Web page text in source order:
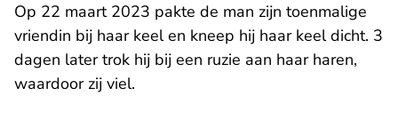
Op 22 maart 2023 pakte de man zijn toenmalige
vriendin bij haar keel en kneep hij haar keel dicht. 3
dagen later trok hij bij een ruzie aan haar haren,
waardoor zij viel.